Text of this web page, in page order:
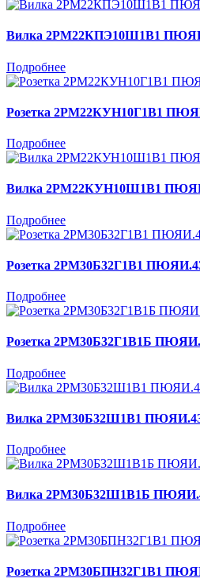
Вилка 2РМ22КПЭ10Ш1В1
Подробнее
Розетка 2РМ22КУН10Г1В1
Подробнее
Вилка 2РМ22КУН10Ш1В1
Подробнее
Розетка 2РМ30Б32Г1В1
Подробнее
Розетка 2РМ30Б32Г1В1Б
Подробнее
Вилка 2РМ30Б32Ш1В1
Подробнее
Вилка 2РМ30Б32Ш1В1Б
Подробнее
Розетка 2РМ30БПН32Г1В1